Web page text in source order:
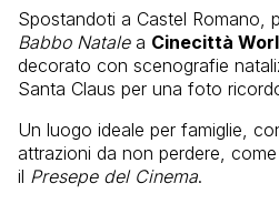
Spostandoti a Castel Romano,
Babbo Natalea Cinecittà
decorato con scenografie
Santa Claus per una foto
Un luogo ideale per famiglie,
attrazioni da non perdere,
il Presepe del Cinema.